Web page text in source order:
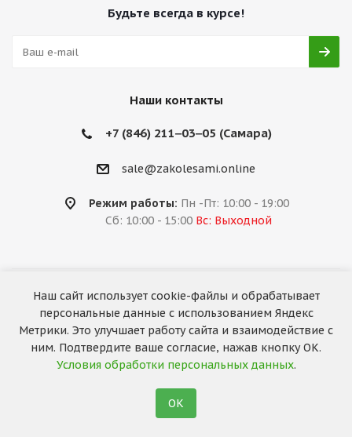
Будьте всегда в курсе!
Наши контакты
+7 (846) 211‒03‒05 (Самара)
sale@zakolesami.online
Режим работы: Пн -Пт: 10:00 - 19:00
Сб: 10:00 - 15:00 Вс: Выходной
2026 © «За колёсами.Online»
Запуск сайта —RuMaster
Наш сайт использует cookie-файлы и обрабатывает
персональные данные с использованием Яндекс
Метрики. Это улучшает работу сайта и взаимодействие с
ним. Подтвердите ваше согласие, нажав кнопку ОК.
Условия обработки персональных данных.
ОК